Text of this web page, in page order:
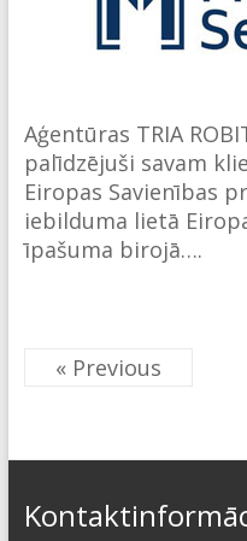
Aģentūras TRIA
palīdzējuši savam
Eiropas Savienības
iebilduma lietā
īpašuma birojā….
« Previous